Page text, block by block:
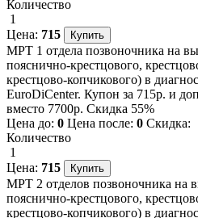
Количество
1
Цена: 715
МРТ 1 отдела позвоночника на
пояснично-крестцового,
крестцово-копчикового) в
EuroDiCenter. Купон за 715р. и
вместо 7700р. Скидка 55%
Цена до: 0 Цена после: 0 Скидка:
Количество
1
Цена: 715
МРТ 2 отделов позвоночника на
пояснично-крестцового,
крестцово-копчикового) в